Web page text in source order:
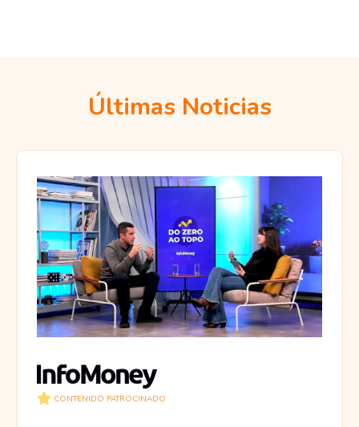
Últimas Noticias
CONTENIDO PATROCINADO